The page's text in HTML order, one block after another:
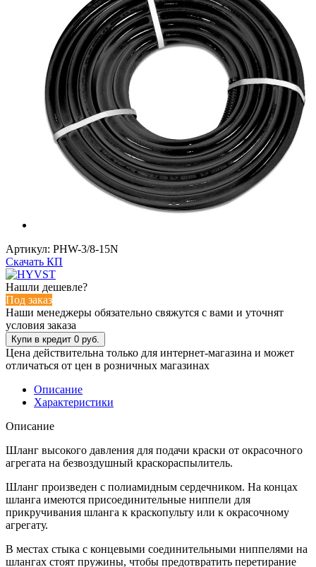
Артикул: PHW-3/8-15N
Скачать КП
Нашли дешевле?
Под заказ
Наши менеджеры обязательно свяжутся с вами и уточнят
условия заказа
Цена действительна только для интернет-магазина и может
отличаться от цен в розничных магазинах
Описание
Характеристики
Описание
Шланг высокого давления для подачи краски от окрасочного
агрегата на безвоздушный краскораспылитель.
Шланг произведен с полиамидным сердечником. На концах
шланга имеются присоединительные ниппели для
прикручивания шланга к краскопульту или к окрасочному
агрегату.
В местах стыка с концевыми соединительными ниппелями на
шлангах стоят пружины, чтобы предотвратить перетирание